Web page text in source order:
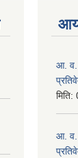
आय
आ. व.
मिति:
आ. व.